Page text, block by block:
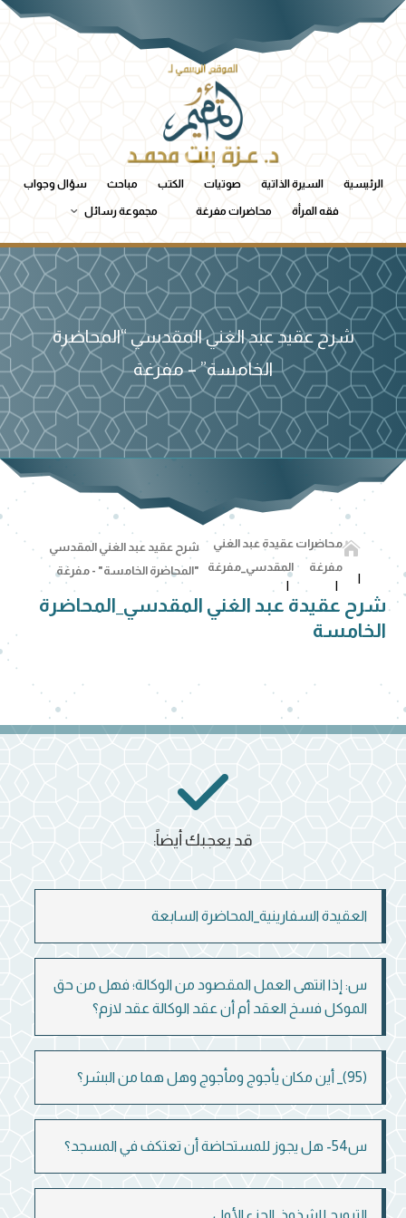
الرئيسية السيرة الذاتية صوتيات الكتب مباحث سؤال وجواب
فقه المرأة محاضرات مفرغة مجموعة رسائل
شرح عقيد عبد الغني المقدسي “المحاضرة
الخامسة” – مفرغة
محاضرات
مفرغة
عقيدة عبد الغني
المقدسي_مفرغة
شرح عقيد عبد الغني المقدسي
"المحاضرة الخامسة" - مفرغة
شرح عقيدة عبد الغني المقدسي_المحاضرة
الخامسة
العقيدة السفارينية_المحاضرة السابعة
س: إذا انتهى العمل المقصود من الوكالة؛ فهل من حق
الموكل فسخ العقد أم أن عقد الوكالة عقد لازم؟
(95)_ أين مكان يأجوج ومأجوج وهل هما من البشر؟
س54- هل يجوز للمستحاضة أن تعتكف في المسجد؟
قد يعجبك أيضاً: